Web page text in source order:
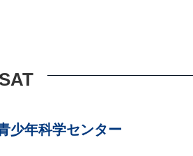
少年科学センター